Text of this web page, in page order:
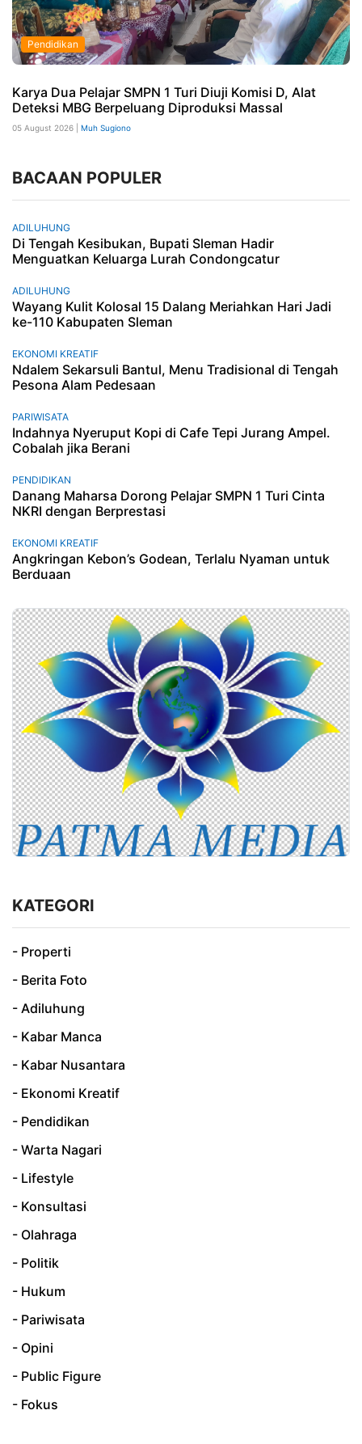
Pendidikan
Karya Dua Pelajar SMPN 1 Turi Diuji Komisi D, Alat
Deteksi MBG Berpeluang Diproduksi Massal
05 August 2026 | Muh Sugiono
BACAAN POPULER
ADILUHUNG
Di Tengah Kesibukan, Bupati Sleman Hadir
Menguatkan Keluarga Lurah Condongcatur
ADILUHUNG
Wayang Kulit Kolosal 15 Dalang Meriahkan Hari Jadi
ke-110 Kabupaten Sleman
EKONOMI KREATIF
Ndalem Sekarsuli Bantul, Menu Tradisional di Tengah
Pesona Alam Pedesaan
PARIWISATA
Indahnya Nyeruput Kopi di Cafe Tepi Jurang Ampel.
Cobalah jika Berani
PENDIDIKAN
Danang Maharsa Dorong Pelajar SMPN 1 Turi Cinta
NKRI dengan Berprestasi
EKONOMI KREATIF
Angkringan Kebon’s Godean, Terlalu Nyaman untuk
Berduaan
KATEGORI
- Properti
- Berita Foto
- Adiluhung
- Kabar Manca
- Kabar Nusantara
- Ekonomi Kreatif
- Pendidikan
- Warta Nagari
- Lifestyle
- Konsultasi
- Olahraga
- Politik
- Hukum
- Pariwisata
- Opini
- Public Figure
- Fokus